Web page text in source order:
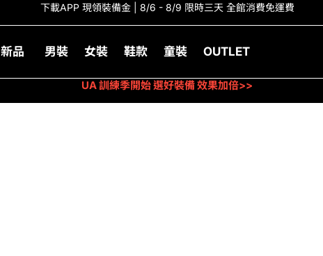
下載APP 現領裝備金 | 8/6 - 8/9 限時三天 全館消費免運費
新品 男裝 女裝 鞋款 童裝 OUTLET
UA 訓練季開始 選好裝備 效果加倍>>